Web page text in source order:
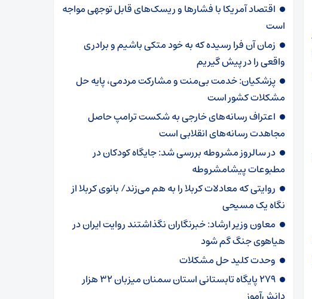
اقتصاد آمریکا با فشارها و ریسک‌های قابل توجهی مواجه
است
زمان آن فرا رسیده که به خود متکی باشیم و برادری
واقعی را در پیش گیریم
پزشکیان: خدمت بی‌منت و مشارکت مردمی، پایه حل
مشکلات کشور است
اعتراف رسانه‌های خارجی به شکست ترامپ حاصل
مجاهدت رسانه‌های انقلابی است
در سالروز مشروطه بررسی شد: جایگاه کودکان در
مطبوعات پیشامشروطه
روایتی که معادلات کربلا را به هم می‌زند/ بانوی کربلا از
نگاه یک مسیحی
معاون وزیر ارشاد: خبرنگاران نگذاشتند روایت ایران در
هیاهوی جنگ گم شود
وحدت کلید حل مشکلات
۲۷۹ پایگاه تابستانی استان سمنان میزبان ۳۲ هزار